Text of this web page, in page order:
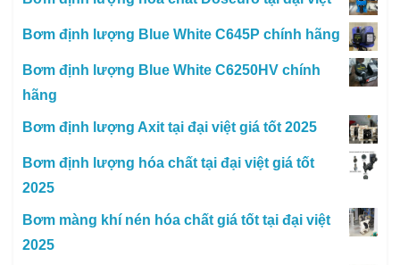
Bơm định lượng Blue White C645P chính hãng
Bơm định lượng Blue White C6250HV chính
hãng
Bơm định lượng Axit tại đại việt giá tốt 2025
Bơm định lượng hóa chất tại đại việt giá tốt
2025
Bơm màng khí nén hóa chất giá tốt tại đại việt
2025